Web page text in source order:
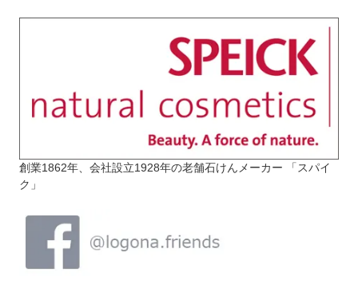
創業1862年、会社設立1928年の老舗石けんメーカー 「スパイ
ク」